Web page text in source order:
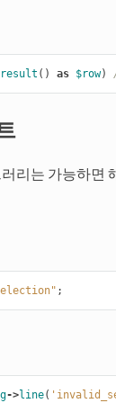
result () as $row)
리는 가능하면
;
->line(